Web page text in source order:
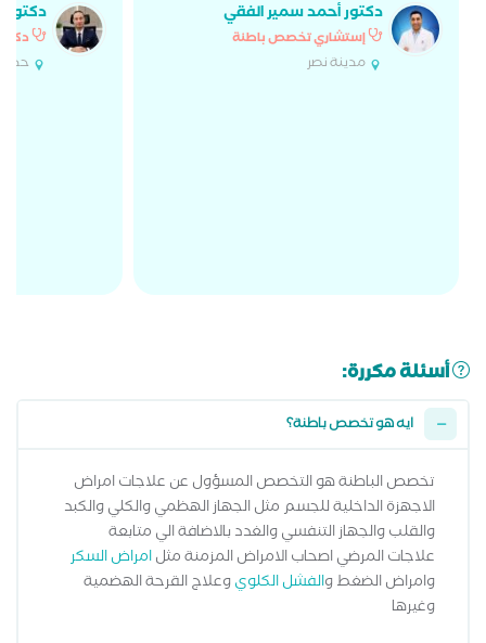
دكتور أحمد سمير الفقي
إستشاري تخصص باطنة
مدينة نصر
دكتور
أسئلة مكررة:
ايه هو تخصص باطنة؟
تخصص الباطنة هو التخصص المسؤول عن علاجات امراض
الاجهزة الداخلية للجسم مثل الجهاز الهظمي والكلي والكبد
والقلب والجهاز التنفسي والغدد بالاضافة الي متابعة
علاجات المرضي اصحاب الامراض المزمنة مثلامراض السكر
وامراض الضغط والفشل الكلويوعلاج القرحة الهضمية
وغيرها